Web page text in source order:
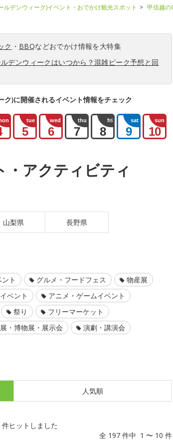
ルデンウィーク)イベント・おでかけ観光スポット
甲信越の
ク ・ BBQなどおでかけ情報を大特集
デンウィークはいつから？混雑ピーク予想と回
)に開催されるイベント情報をチェック
tue
5
wed
6
thu
7
fri
8
sat
9
sun
10
・アクティビティ
山梨県 長野県
ト グルメ・フードフェス
物産展
ベント
アニメ・ゲームイベント
祭り
フリーマーケット
・博物展・展示会
演劇・講演会
人気順
件ヒットしました
全 197 件中 1 〜 10 件